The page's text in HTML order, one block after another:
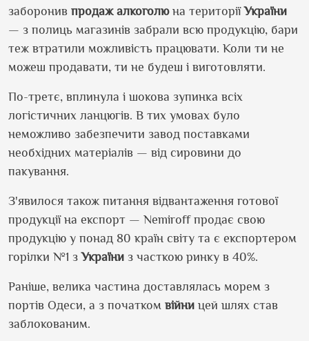
заборонив продаж алкоголюна територіїУкраїни
— з полиць магазинів забрали всю продукцію, бари
теж втратили можливість працювати. Коли ти не
можеш продавати, ти не будеш і виготовляти.
По-третє, вплинула і шокова зупинка всіх
логістичних ланцюгів. В тих умовах було
неможливо забезпечити завод поставками
необхідних матеріалів — від сировини до
пакування.
З'явилося також питання відвантаження готової
продукції на експорт — Nemiroff продає свою
продукцію у понад 80 країн світу та є експортером
горілки №1 зУкраїни з часткою ринку в 40%.
Раніше, велика частина доставлялась морем з
портів Одеси, а з початком війни цей шлях став
заблокованим.